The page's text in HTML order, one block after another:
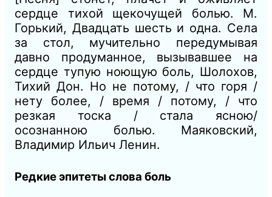
сердце тихой щекочущей болью. М.
Горький, Двадцать шесть и одна. Села
за стол, мучительно передумывая
давно продуманное, вызывавшее на
сердце тупую ноющую боль, Шолохов,
Тихий Дон. Но не потому, / что горя /
нету более, / время / потому, / что
резкая тоска / стала ясною/
осознанною болью. Маяковский,
Владимир Ильич Ленин.
Редкие эпитеты слова боль